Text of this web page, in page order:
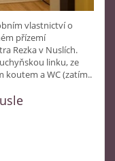
vlastnictví o
přízemí
Rezka v Nuslích.
linku, ze
koutem a WC (zatím..